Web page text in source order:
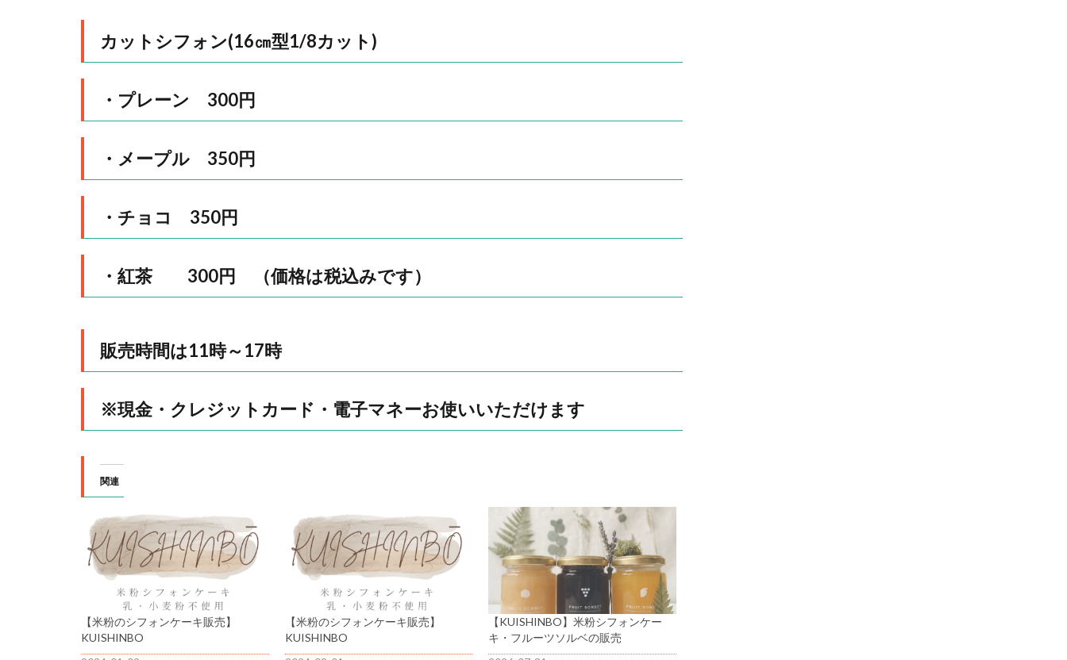
カットシフォン(16㎝型1/8カット)
・プレーン 300円
・メープル 350円
・チョコ 350円
・紅茶 300円 （価格は税込みです）
販売時間は11時～17時
※現金・クレジットカード・電子マネーお使いいただけます
関連
【米粉のシフォンケーキ販売】
KUISHINBO
【米粉のシフォンケーキ販売】
KUISHINBO
【KUISHINBO】米粉シフォンケー
キ・フルーツソルベの販売